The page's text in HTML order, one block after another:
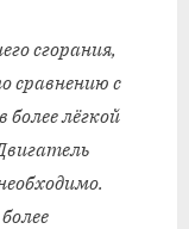
сгорания,
сравнению с
лёгкой